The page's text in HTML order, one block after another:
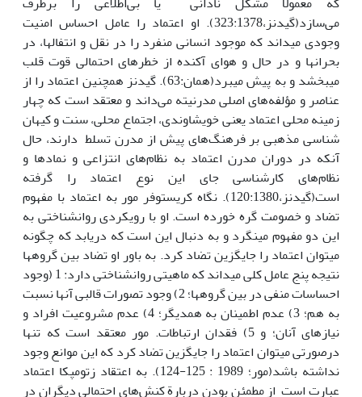
می‌سازد(گیدنز،323:1378). او اعتماد را عامل احساس امنیت
وجودی می‏داند که موجود انسانی منفرد را در نقل و انتفال‏ها، در
بحران‏ها و در حال و هوای آکنده از خطرهای احتمالی قوت قلب
می‏بخشد و به پیش می‏برد(همان:63). گیدنز همچنین اعتماد را از
عناصر و مؤلفه‌های اصلی مدرنیته می‌داند و معتقد است که چهار
زمینه محلی اعتماد یعنی خویشاوندی، اجتماع محلی، سنت و کیهان
شناسی مذهبی بر فرهنگ‌های پیش از مدرن تسلط دارند، حال
آنکه در دوران مدرن اعتماد به نظام‌های انتزاعی و نمادها و
نظام‌های کارشناسی جای این نوع اعتماد را گرفته
است(گیدنز،120:1380). نگاه کریستوفر مور به اعتماد با مفهوم
تضاد و خصومت گره خورده است. او با رویکردی روانشناختی به
این دو مفهوم می‏نگرد و به دنبال این است که دریابد که چگونه
می‏توان اعتماد را جایگزین تضاد کرد. به باور او تضاد بین گروهها
نتیجه پنج عامل کلی می‏داند که ماهیتی روانشناختی دارد: 1 (وجود
احساسات منفی در بین گروهها؛ 2) وجود تصورات قالبی آنها نسبت
به هم؛ 3) عدم اطمینان به همدیگر؛ 4) عدم مشروعیت افراد و
نیازهای آنان؛ و 5) فقدان ارتباطات. مور معتقد است که تنها
درصورتی می‏توان اعتماد را جایگزین تضاد کرد که این موانع وجود
نداشته باشد(مور‎؛ 1989 : 125-124). به اعتقاد زتومپکا اعتماد
عبارت است از مطمئن بودن دربارة کنش‌های احتمالی دیگران در